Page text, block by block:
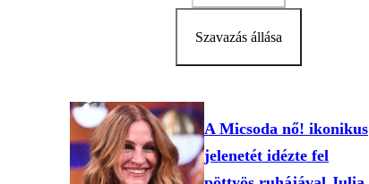
Szavazás állása
A Micsoda nő! ikonikus
jelenetét idézte fel